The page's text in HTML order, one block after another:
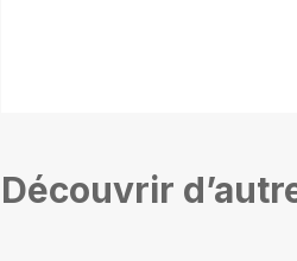
Découvrir